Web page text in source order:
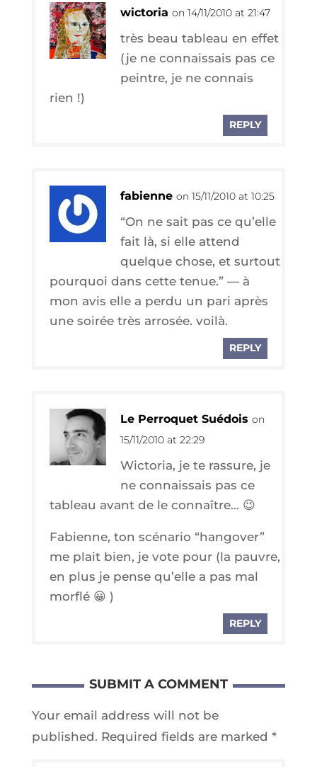
wictoria on 14/11/2010 at 21:47
très beau tableau en effet
(je ne connais­sais pas ce
peintre, je ne connais
rien !)
REPLY
fabienne on 15/11/2010 at 10:25
“On ne sait pas ce qu’elle
fait là, si elle attend
quelque chose, et sur­tout
pour­quoi dans cette tenue.” — à
mon avis elle a per­du un pari après
une soi­rée très arro­sée. voilà.
REPLY
Le Perroquet Suédois on
15/11/2010 at 22:29
Wic­to­ria, je te ras­sure, je
ne connais­sais pas ce
tableau avant de le connaître… 😉
Fabienne, ton scé­na­rio “han­go­ver”
me plait bien, je vote pour (la pauvre,
en plus je pense qu’elle a pas mal
morflé 😀 )
REPLY
SUBMIT A COMMENT
Your email address will not be
published. Required fields are marked *